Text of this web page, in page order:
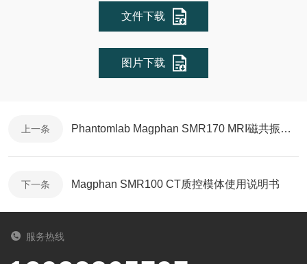
文件下载
图片下载
上一条 Phantomlab Magphan SMR170 MRI磁共振模体使用手册
下一条 Magphan SMR100 CT质控模体使用说明书
服务热线